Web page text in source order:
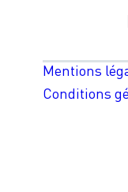
Mentions
Conditions